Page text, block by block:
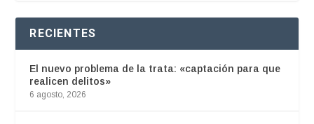
RECIENTES
El nuevo problema de la trata: «captación para que
realicen delitos»
6 agosto, 2026